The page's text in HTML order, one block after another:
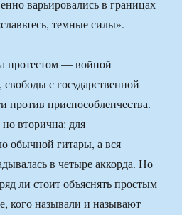
варьировались в границах
темные силы».
протестом — войной
с государственной
против приспособленчества.
вторична: для
обычной гитары, а вся
в четыре аккорда. Но
ли стоит объяснять простым
кого называли и называют